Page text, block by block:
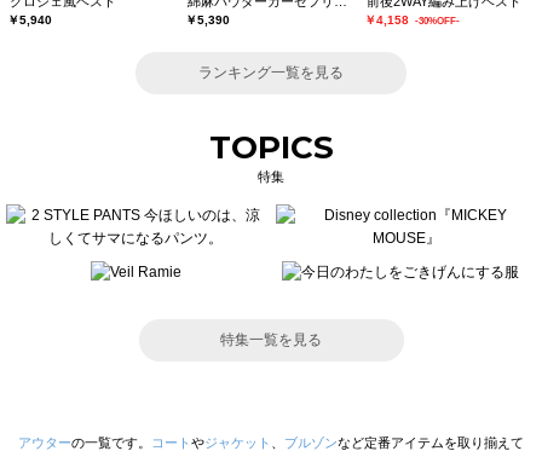
￥5,940 ￥5,390 ￥4,158 -30%OFF-
ランキング一覧を見る
TOPICS
特集
特集一覧を見る
アウターの一覧です。 コート やジャケット ブルゾンなど定番アイテムを取り揃えて